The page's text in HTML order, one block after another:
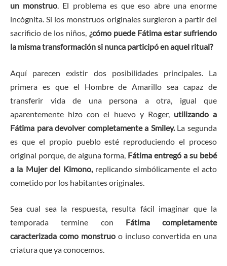
un monstruo. El problema es que eso abre una enorme
incógnita. Si los monstruos originales surgieron a partir del
sacrificio de los niños, ¿cómo puede Fátima estar sufriendo
la misma transformación si nunca participó en aquel ritual?
Aquí parecen existir dos posibilidades principales. La
primera es que el Hombre de Amarillo sea capaz de
transferir vida de una persona a otra, igual que
aparentemente hizo con el huevo y Roger, utilizando a
Fátima para devolver completamente a Smiley.La segunda
es que el propio pueblo esté reproduciendo el proceso
original porque, de alguna forma, Fátima entregó a su bebé
a la Mujer del Kimono,replicando simbólicamente el acto
cometido por los habitantes originales.
Sea cual sea la respuesta, resulta fácil imaginar que la
temporada termine con Fátima completamente
caracterizada como monstruo o incluso convertida en una
criatura que ya conocemos.